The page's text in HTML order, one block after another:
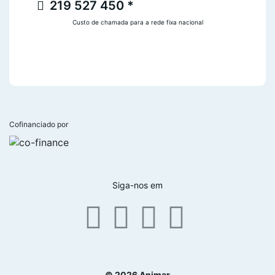
219 527 450 *
Custo de chamada para a rede fixa nacional
Cofinanciado por
Siga-nos em